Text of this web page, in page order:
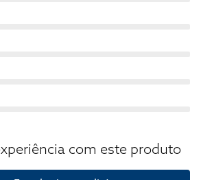
com este produto